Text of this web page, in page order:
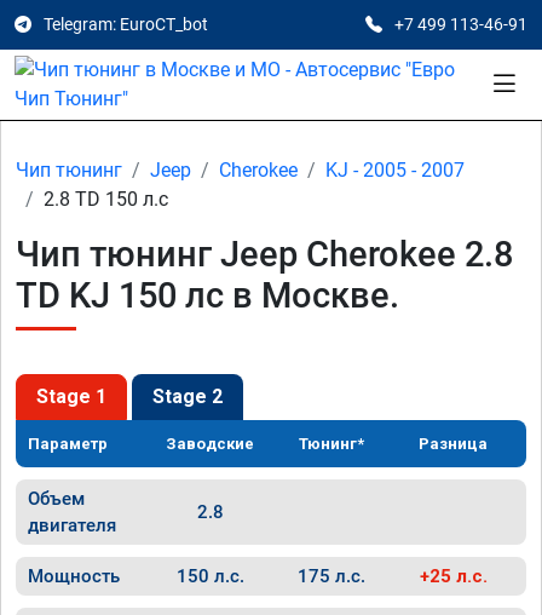
Telegram: EuroCT_bot +7 499 113-46-91
Чип тюнинг Jeep Cherokee
KJ - 2005 - 2007
2.8 TD 150 л.с
Чип тюнинг Jeep Cherokee 2.8
TD KJ 150 лс в Москве.
Stage 1 Stage 2
Параметр Заводские Тюнинг* Разница
Объем
двигателя
2.8
Мощность 150 л.с. 175 л.с. +25 л.с.